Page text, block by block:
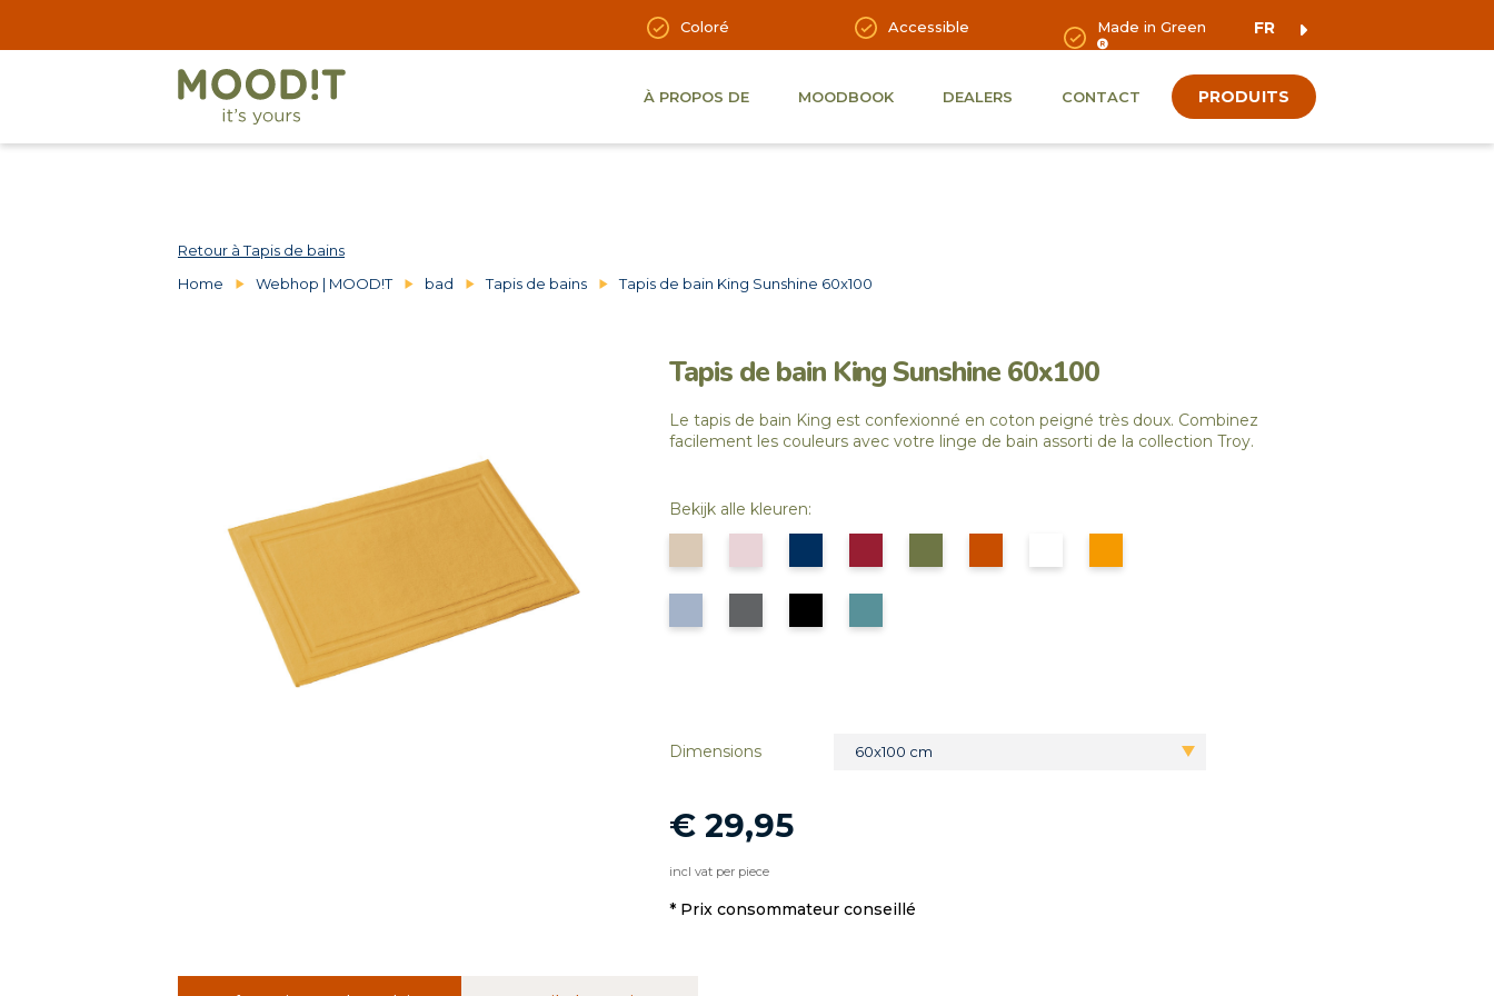
Coloré Accessible Made in Green FR
À PROPOS DE MOODBOOK DEALERS CONTACT PRODUITS
Retour à Tapis de bains
Home
Webhop | MOOD!T bad Tapis de bains Tapis de bain King Sunshine 60x100
Tapis de bain King Sunshine 60x100
Le tapis de bain King est confexionné en coton peigné très doux. Combinez
facilement les couleurs avec votre linge de bain assorti de la collection Troy.
Bekijk alle kleuren:
Dimensions 60x100 cm
€ 29,95
incl vat per piece
* Prix ​​consommateur conseillé